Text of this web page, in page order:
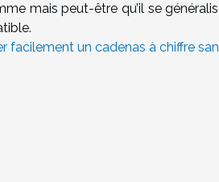
mais peut-être qu’il se
facilement un cadenas à chiffre